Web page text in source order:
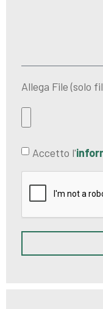
Allega File (solo
Accetto l'